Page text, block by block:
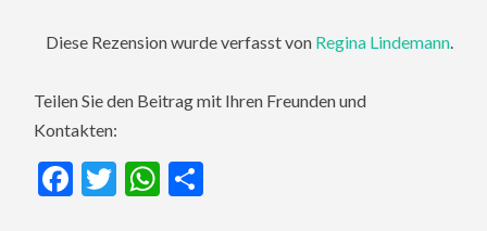
Diese Rezension wurde verfasst von Regina Lindemann.
Teilen Sie den Beitrag mit Ihren Freunden und
Kontakten:
Facebook
TwitterWhatsApp